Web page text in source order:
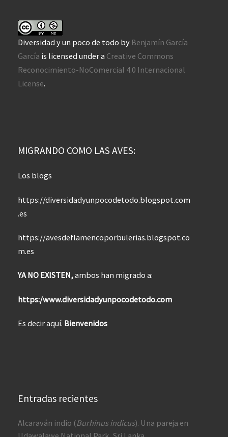
Diversidad y un poco de todo by Benjamín García
García is licensed under a Creative Commons
Reconocimiento-NoComercial 4.0 Internacional
License.
MIGRANDO COMO LAS AVES:
Los blogs
https://diversidadyunpocodetodo.blogspot.com
.es
https://avesdeflamencoporbulerias.blogspot.co
m.es
YA NO EXISTEN,ambos han migrado a:
https:/www.diversidadyunpocodetodo.com
Es decir aquí. Bienvenidos
Entradas recientes
Alcaraván indio (Burhinus indicus). Una pareja en